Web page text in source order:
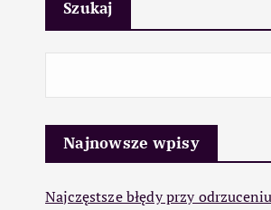
Szukaj
Najnowsze wpisy
Najczęstsze błędy przy